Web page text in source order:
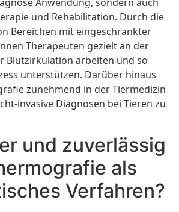
und Rehabilitation. Durch die
Bereichen mit eingeschränkter
Therapeuten gezielt an der
Blutzirkulation arbeiten und so
unterstützen. Darüber hinaus
zunehmend in der Tiermedizin
invasive Diagnosen bei Tieren zu
und zuverlässig
als
Verfahren?